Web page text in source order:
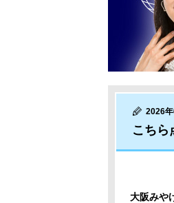
2026
こち
大阪みや